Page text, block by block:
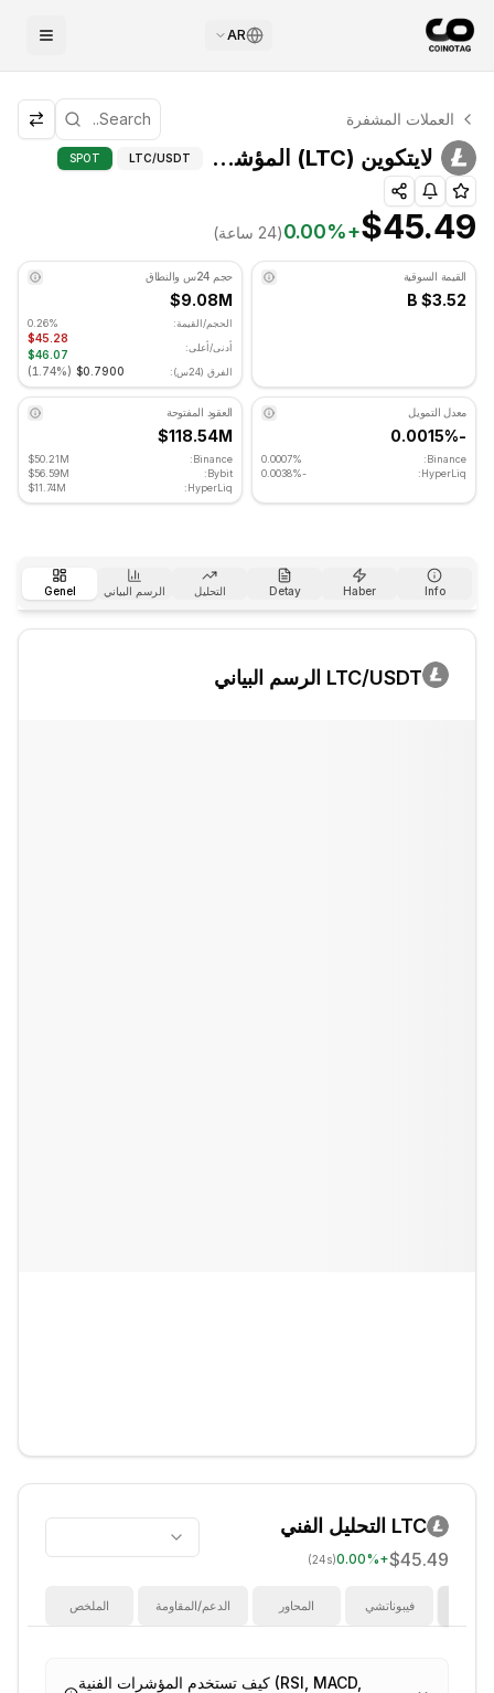
AR
التحليل الفني لـ لايتكوين
لايتكوين يتم تداوله حاليًا عند $45.49. مؤشر RSI عند 50.02 في المنطقة المحايدة. الاتجاه اليومي جانبي. مستوى الدعم الرئيسي: $44.85, مستوى المقاومة: $45.95.
العملات المشفرة
لايتكوين (LTC) المؤشرات الفنية لايتكوين (LTC) المؤشرات الفنية - COINOTAGLTC/USDT
SPOT
$45.49
+
0.00% (24 ساعة)
القيمة السوقية
$3.52 B
حجم 24س والنطاق
$9.08M
الحجم/القيمة:
0.26%
أدنى/أعلى:
$45.28
$46.07
الفرق (24س): $0.7900
(
1.74%
)
معدل التمويل
-0.0015%
Binance:
0.0007%
HyperLiq:
-0.0038%
العقود المفتوحة
$118.54M
Binance:
$50.21M
Bybit:
$56.59M
HyperLiq:
$11.74M
Genel الرسم البياني التحليل Detay Haber Info
LTC/USDT الرسم البياني
LTC التحليل الفني
$45.49
+
0.00%
(24s)
الملخص الدعم/المقاومة المحاور فيبوناتشي
كيف تستخدم المؤشرات الفنية (RSI, MACD,